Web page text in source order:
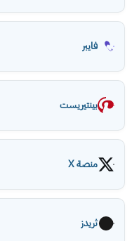
فايبر
بينتيريست
منصة X
ثريدز